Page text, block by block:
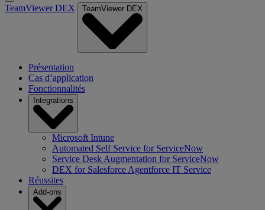
TeamViewer DEX TeamViewer DEX
Présentation
Cas d’application
Fonctionnalités
Integrations
Microsoft Intune
Automated Self Service for ServiceNow
Service Desk Augmentation for ServiceNow
DEX for Salesforce Agentforce IT Service
Réussites
Add-ons